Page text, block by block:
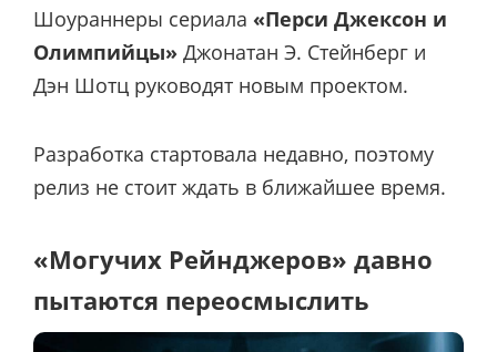
Шоураннеры сериала «Перси Джексон и
Олимпийцы» Джонатан Э. Стейнберг и
Дэн Шотц руководят новым проектом.
Разработка стартовала недавно, поэтому
релиз не стоит ждать в ближайшее время.
«Могучих Рейнджеров» давно
пытаются переосмыслить